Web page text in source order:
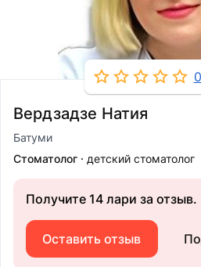
Вердзадзе Натия
Батуми
Стоматолог
детский стоматолог
Получите 14 лари за отзыв.
Оставить отзыв